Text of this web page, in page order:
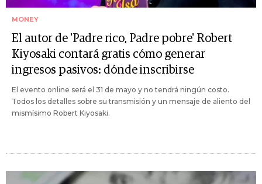
MONEY
El autor de 'Padre rico, Padre pobre' Robert
Kiyosaki contará gratis cómo generar
ingresos pasivos: dónde inscribirse
El evento online será el 31 de mayo y no tendrá ningún costo.
Todos los detalles sobre su transmisión y un mensaje de aliento del
mismísimo Robert Kiyosaki.